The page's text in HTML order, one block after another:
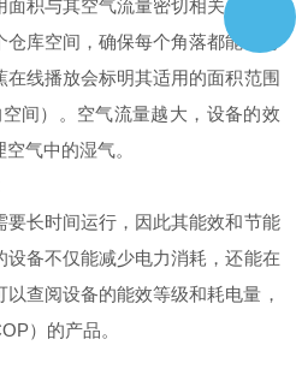
与其空气流量密切相关。选择
空间，确保每个角落都能维持
在线播放会标明其适用的面积范围
）。空气流量越大，设备的效
气中的湿气。
时间运行，因此其能效和节能
设备不仅能减少电力消耗，还能在
以查阅设备的能效等级和耗电量，
）的产品。